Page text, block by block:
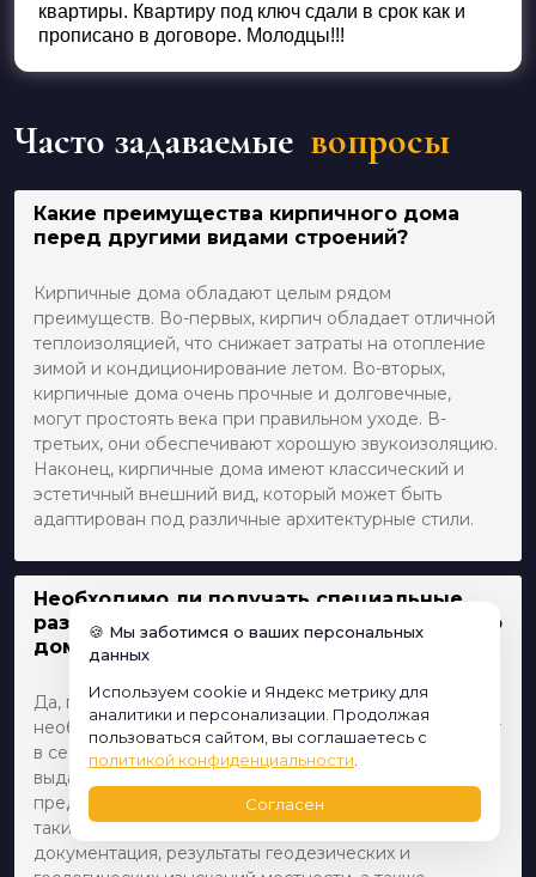
квартиры. Квартиру под ключ сдали в срок как и
прописано в договоре. Молодцы!!!
Часто задаваемые вопросы
Какие преимущества кирпичного дома
перед другими видами строений?
Кирпичные дома обладают целым рядом
преимуществ. Во-первых, кирпич обладает отличной
теплоизоляцией, что снижает затраты на отопление
зимой и кондиционирование летом. Во-вторых,
кирпичные дома очень прочные и долговечные,
могут простоять века при правильном уходе. В-
третьих, они обеспечивают хорошую звукоизоляцию.
Наконец, кирпичные дома имеют классический и
эстетичный внешний вид, который может быть
адаптирован под различные архитектурные стили.
Необходимо ли получать специальные
разрешения на строительство кирпичного
дома?
Да, перед началом строительства кирпичного дома
необходимо получить ряд разрешений. Это включает
в себя разрешение на строительство, которое
выдается местными строительными властями после
предоставления всех необходимых документов. К
таким документам относятся проектная
документация, результаты геодезических и
🍪 Мы заботимся о ваших персональных
данных
Используем cookie и Яндекс метрику для
аналитики и персонализации. Продолжая
пользоваться сайтом, вы соглашаетесь с
политикой конфиденциальности
Согласен